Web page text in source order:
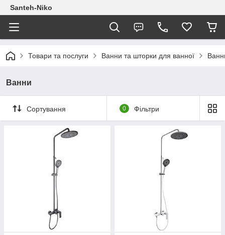
Santeh-Niko
Товари та послуги Ванни та шторки для ванної
Ванни
Сортування 0 Фільтри